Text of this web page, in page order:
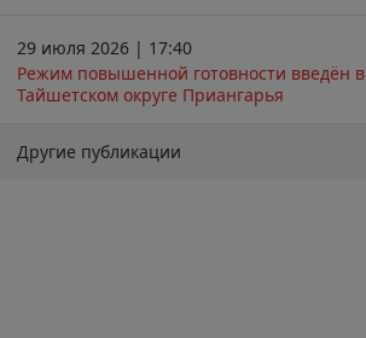
29 июля 2026 | 17:40
Режим повышенной готовности введён в
Тайшетском округе Приангарья
Другие публикации